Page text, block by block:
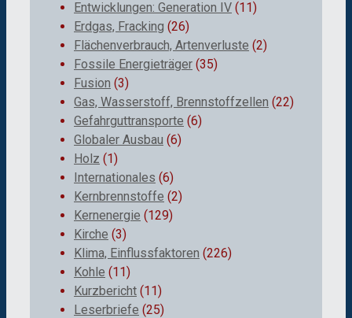
Entwicklungen: Generation IV (11)
Erdgas, Fracking (26)
Flächenverbrauch, Artenverluste (2)
Fossile Energieträger (35)
Fusion (3)
Gas, Wasserstoff, Brennstoffzellen (22)
Gefahrguttransporte (6)
Globaler Ausbau (6)
Holz (1)
Internationales (6)
Kernbrennstoffe (2)
Kernenergie (129)
Kirche (3)
Klima, Einflussfaktoren (226)
Kohle (11)
Kurzbericht (11)
Leserbriefe (25)